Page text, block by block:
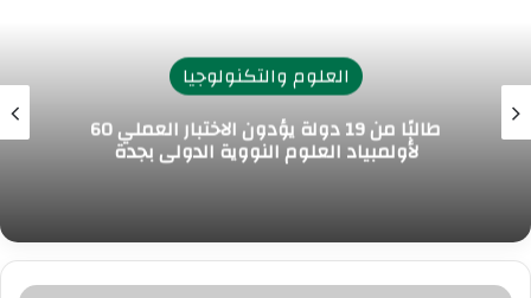
العلوم والتكنولوجيا
60 طالبًا من 19 دولة يؤدون الاختبار العملي
لأولمبياد العلوم النووية الدولي بجدة